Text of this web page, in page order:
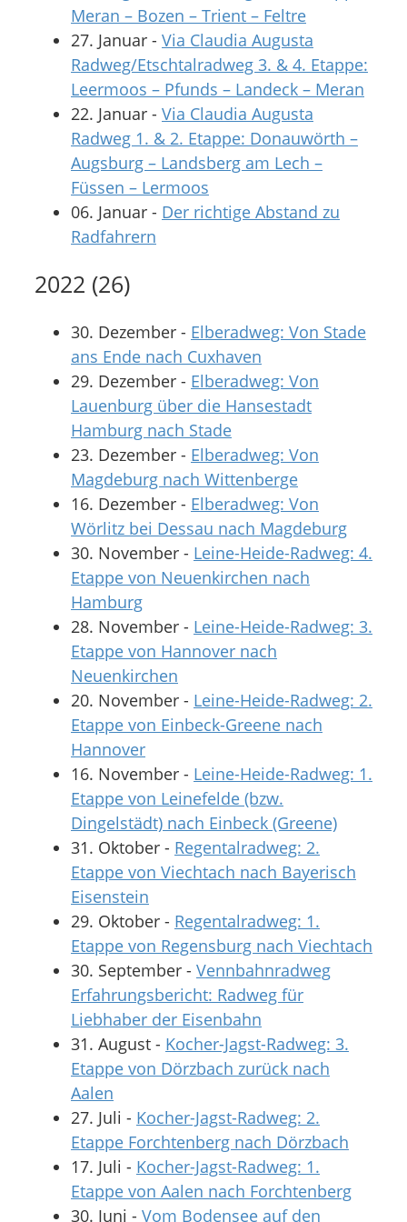
Meran – Bozen – Trient – Feltre
27. Januar - Via Claudia Augusta
Radweg/Etschtalradweg 3. & 4. Etappe:
Leermoos – Pfunds – Landeck – Meran
22. Januar - Via Claudia Augusta
Radweg 1. & 2. Etappe: Donauwörth –
Augsburg – Landsberg am Lech –
Füssen – Lermoos
06. Januar - Der richtige Abstand zu
Radfahrern
2022 (26)
30. Dezember - Elberadweg: Von Stade
ans Ende nach Cuxhaven
29. Dezember - Elberadweg: Von
Lauenburg über die Hansestadt
Hamburg nach Stade
23. Dezember - Elberadweg: Von
Magdeburg nach Wittenberge
16. Dezember - Elberadweg: Von
Wörlitz bei Dessau nach Magdeburg
30. November - Leine-Heide-Radweg: 4.
Etappe von Neuenkirchen nach
Hamburg
28. November - Leine-Heide-Radweg: 3.
Etappe von Hannover nach
Neuenkirchen
20. November - Leine-Heide-Radweg: 2.
Etappe von Einbeck-Greene nach
Hannover
16. November - Leine-Heide-Radweg: 1.
Etappe von Leinefelde (bzw.
Dingelstädt) nach Einbeck (Greene)
31. Oktober - Regentalradweg: 2.
Etappe von Viechtach nach Bayerisch
Eisenstein
29. Oktober - Regentalradweg: 1.
Etappe von Regensburg nach Viechtach
30. September - Vennbahnradweg
Erfahrungsbericht: Radweg für
Liebhaber der Eisenbahn
31. August - Kocher-Jagst-Radweg: 3.
Etappe von Dörzbach zurück nach
Aalen
27. Juli - Kocher-Jagst-Radweg: 2.
Etappe Forchtenberg nach Dörzbach
17. Juli - Kocher-Jagst-Radweg: 1.
Etappe von Aalen nach Forchtenberg
30. Juni - Vom Bodensee auf den